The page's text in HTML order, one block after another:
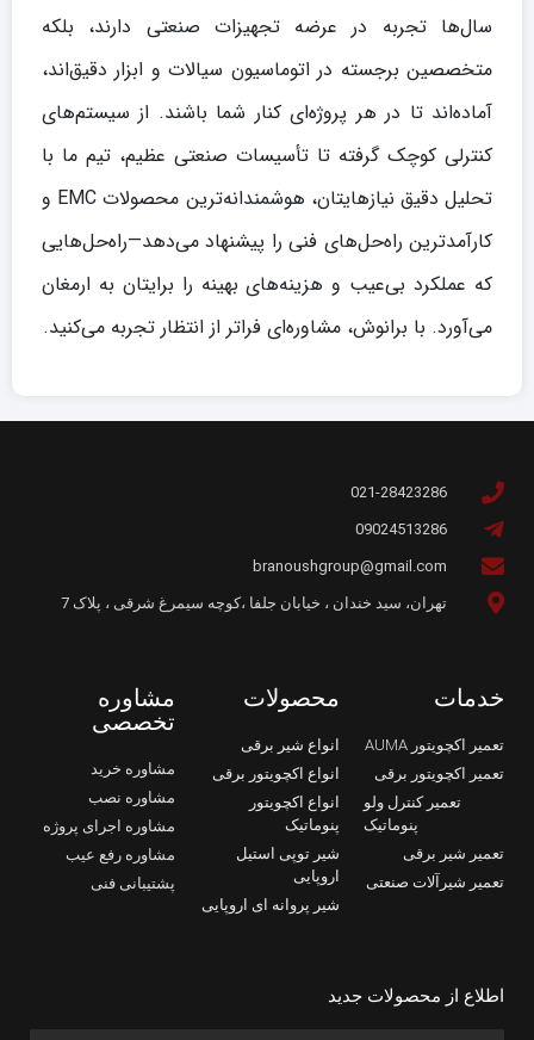
سال‌ها تجربه در عرضه تجهیزات صنعتی دارند، بلکه
متخصصین برجسته در اتوماسیون سیالات و ابزار دقیق‌اند،
آماده‌اند تا در هر پروژه‌ای کنار شما باشند. از سیستم‌های
کنترلی کوچک گرفته تا تأسیسات صنعتی عظیم، تیم ما با
تحلیل دقیق نیازهایتان، هوشمندانه‌ترین محصولات EMC و
کارآمدترین راه‌حل‌های فنی را پیشنهاد می‌دهد—راه‌حل‌هایی
که عملکرد بی‌عیب و هزینه‌های بهینه را برایتان به ارمغان
می‌آورد. با برانوش، مشاوره‌ای فراتر از انتظار تجربه می‌کنید.
021-28423286
09024513286
branoushgroup@gmail.com
تهران، سید خندان ، خیابان جلفا ،کوچه سیمرغ شرقی ، پلاک 7
خدمات
تعمیر اکچویتور AUMA
تعمیر اکچویتور برقی
تعمیر کنترل ولو
پنوماتیک
تعمیر شیر برقی
تعمیر شیرآلات صنعتی
محصولات
انواع شیر برقی
انواع اکچویتور برقی
انواع اکچویتور
پنوماتیک
شیر توپی استیل
اروپایی
شیر پروانه ای اروپایی
مشاوره
تخصصی
مشاوره خرید
مشاوره نصب
مشاوره اجرای پروژه
مشاوره رفع عیب
پشتیبانی فنی
اطلاع از محصولات جدید